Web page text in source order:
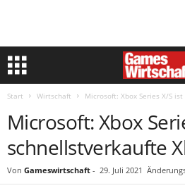
Start Wirtschaft Microsoft: Xbox Series X/S
Microsoft: Xbox
schnellstverkaufte
Von Gameswirtschaft - 29. Juli 2021